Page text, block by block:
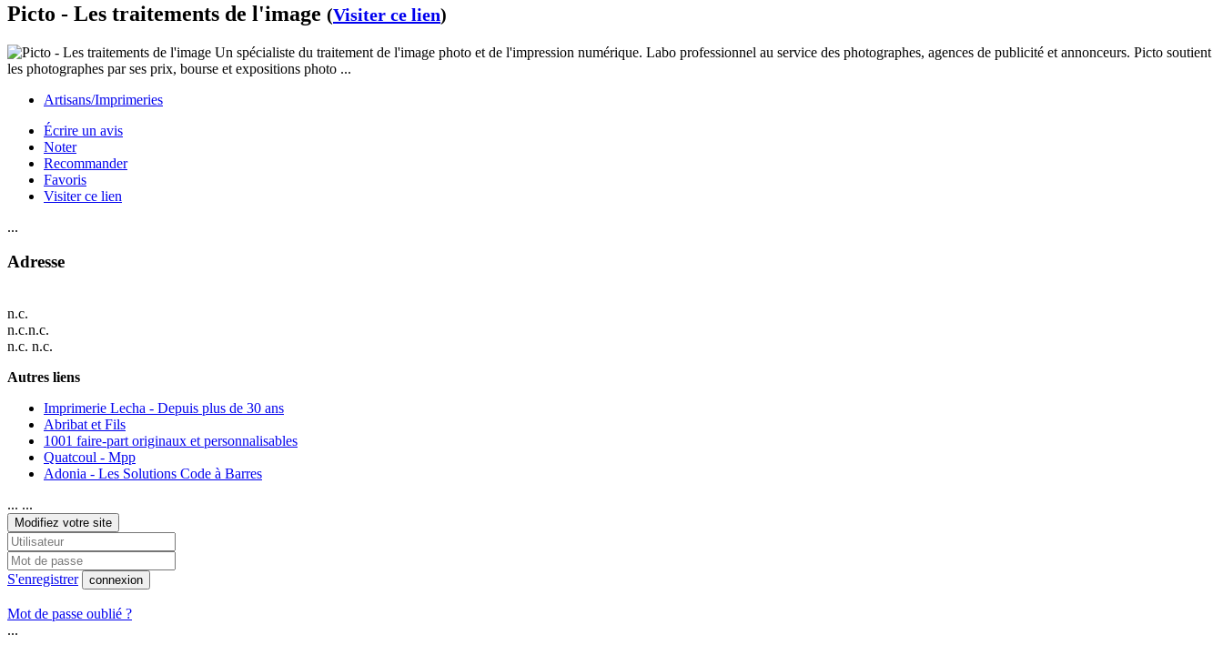
Picto - Les traitements de l'image (Visiter ce lien)
Un spécialiste du traitement de l'image photo et de l'impression numérique. Labo professionnel au service des photographes, agences de publicité et annonceurs. Picto soutient
les photographes par ses prix, bourse et expositions photo ...
Artisans/Imprimeries
Écrire un avis
Noter
Recommander
Favoris
Visiter ce lien
...
Adresse
n.c.
n.c.n.c.
n.c. n.c.
Autres liens
Imprimerie Lecha - Depuis plus de 30 ans
Abribat et Fils
1001 faire-part originaux et personnalisables
Quatcoul - Mpp
Adonia - Les Solutions Code à Barres
... ...
Modifiez votre site
S'enregistrer connexion
Mot de passe oublié ?
...